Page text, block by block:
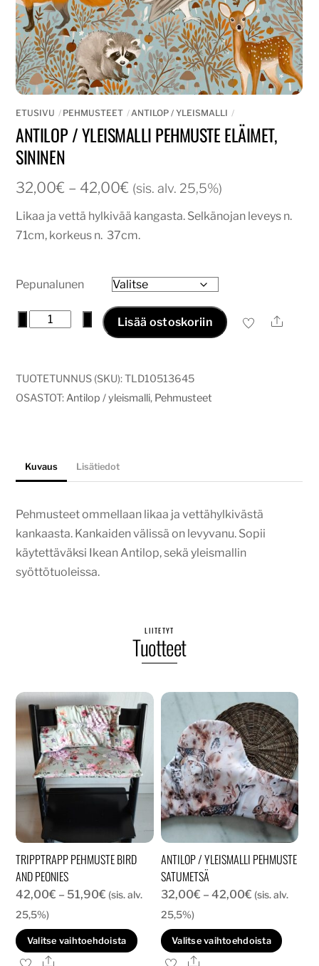
ETUSIVU PEHMUSTEET ANTILOP / YLEISMALLI
ANTILOP / YLEISMALLI PEHMUSTE ELÄIMET,
SININEN
32,00€ – 42,00€ Hintaluokka:
-
42,00€
(sis. alv. 25,5%)
Likaa ja vettä hylkivää kangasta. Selkänojan leveys n.
71cm, korkeus n. 37cm.
Pepunalunen
Antilop
pehmuste
eläimet,
Lisää ostoskoriin Ale
TUOTETUNNUS (SKU):TLD10513645
OSASTOT:Antilop / yleismalli, Pehmusteet
Kuvaus Lisätiedot
Pehmusteet ommellaan likaa ja vettähylkivästä
kankaasta. Kankaiden välissä on levyvanu. Sopii
käytettäväksi Ikean Antilop, sekä yleismallin
syöttötuoleissa.
LIITETYT
Tuotteet
TRIPPTRAPP PEHMUSTE BIRD
AND PEONIES
42,00€ – 51,90€ Hintaluokka:
-
51,90€
(sis. alv.
25,5%)
Valitse vaihtoehdoista
Tällä
tuotteella
Ale
ANTILOP / YLEISMALLI PEHMUSTE
SATUMETSÄ
32,00€ – 42,00€Hintaluokka:
-
42,00€
(sis. alv.
25,5%)
Valitse vaihtoehdoista
Ale